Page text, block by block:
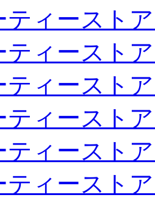
ティースト
ティースト
ティースト
ティースト
ティースト
ティースト